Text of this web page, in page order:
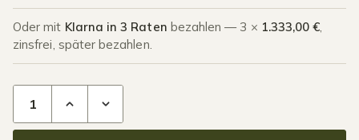
Oder mit Klarna in 3 Raten bezahlen — 3 × 1.333,00 €,
zinsfrei, später bezahlen.